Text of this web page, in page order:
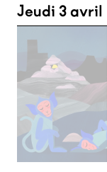
Jeudi 3 avril